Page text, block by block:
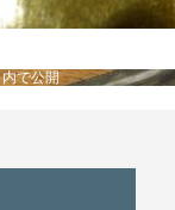
内で公開